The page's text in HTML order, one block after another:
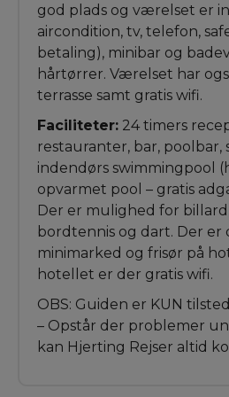
god plads og værelset er
aircondition, tv, telefon,
betaling), minibar og
hårtørrer. Værelset har
terrasse samt gratis wifi.
Faciliteter: 24 timers
restauranter, bar, poolbar,
indendørs swimmingpool
opvarmet pool – gratis
Der er mulighed for
bordtennis og dart. Der er
minimarked og frisør på
hotellet er der gratis wifi.
OBS: Guiden er KUN
– Opstår der problemer
kan Hjerting Rejser altid